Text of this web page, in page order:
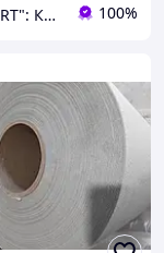
"LAND ART": Корисні товари для вашого будинку та саду! 100%